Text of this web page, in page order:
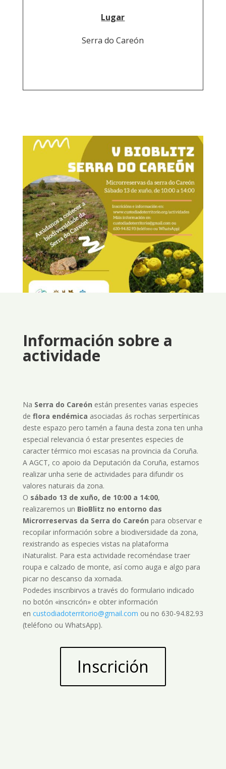
Lugar
Serra do Careón
Información sobre a
actividade
Na Serra do Careón están presentes varias especies
de flora endémica asociadas ás rochas serpertínicas
deste espazo pero tamén a fauna desta zona ten unha
especial relevancia ó estar presentes especies de
caracter térmico moi escasas na provincia da Coruña.
A AGCT, co apoio da Deputación da Coruña, estamos
realizar unha serie de actividades para difundir os
valores naturais da zona.
O sábado 13 de xuño, de 10:00 a 14:00,
realizaremos un BioBlitz no entorno das
Microrreservas da Serra do Careón para observar e
recopilar información sobre a biodiversidade da zona,
rexistrando as especies vistas na plataforma
iNaturalist. Para esta actividade recoméndase traer
roupa e calzado de monte, así como auga e algo para
picar no descanso da xornada.
Podedes inscribirvos a través do formulario indicado
no botón «inscricón» e obter información
en custodiadoterritorio@gmail.com ou no 630-94.82.93
(teléfono ou WhatsApp).
Inscrición